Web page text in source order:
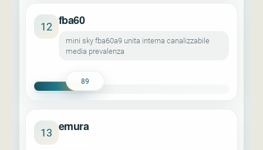
12 fba60
mini sky fba60a9 unita interna canalizzabile
media prevalenza
89
13 emura